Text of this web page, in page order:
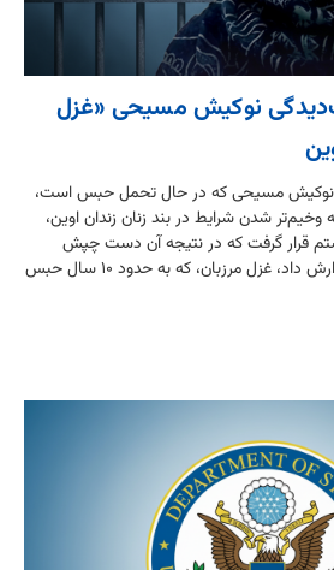
نوکیش مسیحی «غزل
نوکیش مسیحی که در حال تحمل حبس است،
شدن شرایط در بند زنان زندان اوین،
قرار گرفت که در نتیجه آن دست چپش
شکست. سازمان ماده ۱۸ گزارش داد، غزل مرزبان، که به حدود ۱۰ سال حبس